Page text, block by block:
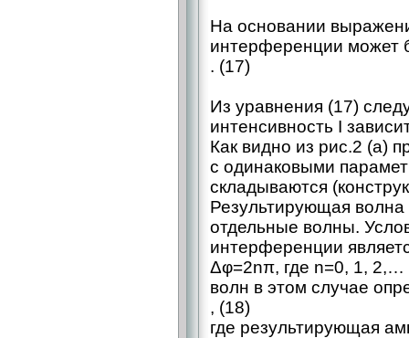
На основании
интерференции может
. (17)
Из уравнения (17)
интенсивность I
Как видно из рис.2 (а)
с одинаковыми
складываются
Результирующая
отдельные волны.
интерференции
Δφ=2nπ, где n=0, 1, 2,…
волн в этом случае
, (18)
где результирующая